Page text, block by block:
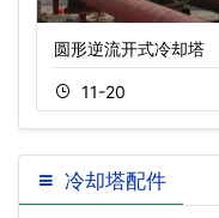
圆形逆流开式冷却塔
11-20
冷却塔配件